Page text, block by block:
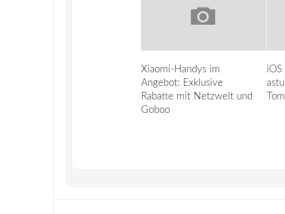
Xiaomi-Handys im
Angebot: Exklusive
Rabatte mit Netzwelt und
Goboo